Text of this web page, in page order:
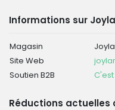
Informations sur
Magasin
Site Web
Soutien B2B
Réductions actuelles